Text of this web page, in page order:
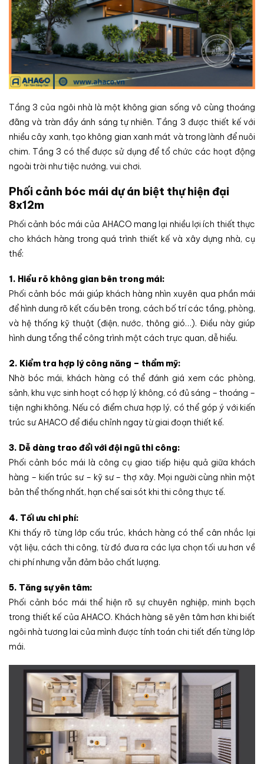
Tầng 3 của ngôi nhà là một không gian sống vô cùng thoáng
đãng và tràn đầy ánh sáng tự nhiên. Tầng 3 được thiết kế với
nhiều cây xanh, tạo không gian xanh mát và trong lành để nuôi
chim. Tầng 3 có thể được sử dụng để tổ chức các hoạt động
ngoài trời như tiệc nướng, vui chơi.
Phối cảnh bóc mái dự án biệt thự hiện đại
8x12m
Phối cảnh bóc mái của AHACO mang lại nhiều lợi ích thiết thực
cho khách hàng trong quá trình thiết kế và xây dựng nhà, cụ
thể:
1. Hiểu rõ không gian bên trong mái:
Phối cảnh bóc mái giúp khách hàng nhìn xuyên qua phần mái
để hình dung rõ kết cấu bên trong, cách bố trí các tầng, phòng,
và hệ thống kỹ thuật (điện, nước, thông gió…). Điều này giúp
hình dung tổng thể công trình một cách trực quan, dễ hiểu.
2. Kiểm tra hợp lý công năng – thẩm mỹ:
Nhờ bóc mái, khách hàng có thể đánh giá xem các phòng,
sảnh, khu vực sinh hoạt có hợp lý không, có đủ sáng – thoáng –
tiện nghi không. Nếu có điểm chưa hợp lý, có thể góp ý với kiến
trúc sư AHACO để điều chỉnh ngay từ giai đoạn thiết kế.
3. Dễ dàng trao đổi với đội ngũ thi công:
Phối cảnh bóc mái là công cụ giao tiếp hiệu quả giữa khách
hàng – kiến trúc sư – kỹ sư – thợ xây. Mọi người cùng nhìn một
bản thể thống nhất, hạn chế sai sót khi thi công thực tế.
4. Tối ưu chi phí:
Khi thấy rõ từng lớp cấu trúc, khách hàng có thể cân nhắc lại
vật liệu, cách thi công, từ đó đưa ra các lựa chọn tối ưu hơn về
chi phí nhưng vẫn đảm bảo chất lượng.
5. Tăng sự yên tâm:
Phối cảnh bóc mái thể hiện rõ sự chuyên nghiệp, minh bạch
trong thiết kế của AHACO. Khách hàng sẽ yên tâm hơn khi biết
ngôi nhà tương lai của mình được tính toán chi tiết đến từng lớp
mái.